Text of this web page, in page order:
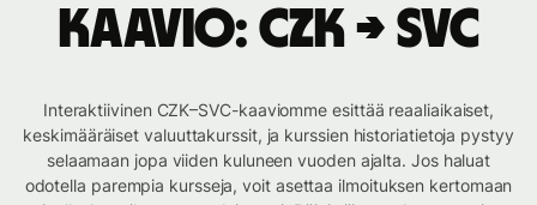
Kaavio: CZK → SVC
Interaktiivinen CZK–SVC-kaaviomme esittää reaaliaikaiset,
keskimääräiset valuuttakurssit, ja kurssien historiatietoja pystyy
selaamaan jopa viiden kuluneen vuoden ajalta. Jos haluat
odotella parempia kursseja, voit asettaa ilmoituksen kertomaan